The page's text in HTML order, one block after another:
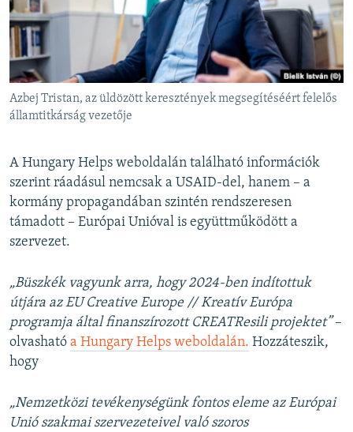
Azbej Tristan, az üldözött keresztények megsegítéséért felelős
államtitkárság vezetője
A Hungary Helps weboldalán található információk
szerint ráadásul nemcsak a USAID-del, hanem – a
kormány propagandában szintén rendszeresen
támadott – Európai Unióval is együttműködött a
szervezet.
„Büszkék vagyunk arra, hogy 2024-ben indítottuk
útjára az EU Creative Europe // Kreatív Európa
programja által finanszírozott CREATResili projektet”–
olvasható a Hungary Helps weboldalán. Hozzáteszik,
hogy
„Nemzetközi tevékenységünk fontos eleme az Európai
Unió szakmai szervezeteivel való szoros